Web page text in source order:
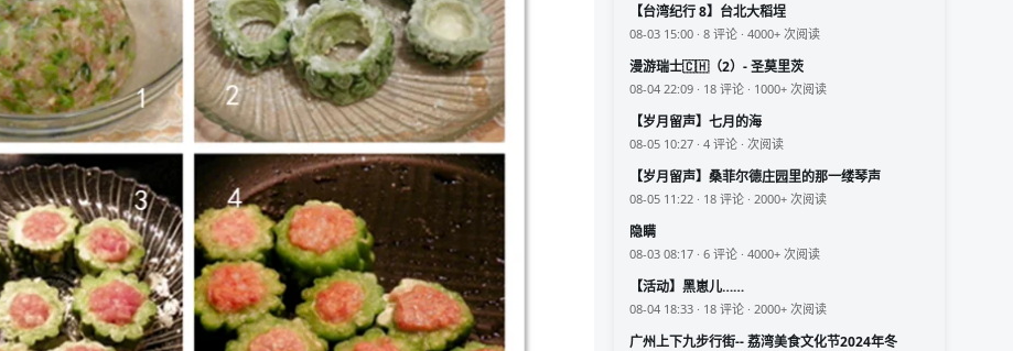
【台湾纪行 8】台北大稻埕
08-03 15:00 · 8 评论 · 4000+ 次阅读
漫游瑞士🇨🇭（2）- 圣莫里茨
08-04 22:09 · 18 评论 · 1000+ 次阅读
【岁月留声】七月的海
08-05 10:27 · 4 评论 · 次阅读
【岁月留声】桑菲尔德庄园里的那一缕琴声
08-05 11:22 · 18 评论 · 2000+ 次阅读
隐瞒
08-03 08:17 · 6 评论 · 4000+ 次阅读
【活动】黑崽儿……
08-04 18:33 · 18 评论 · 2000+ 次阅读
广州上下九步行街-- 荔湾美食文化节2024年冬